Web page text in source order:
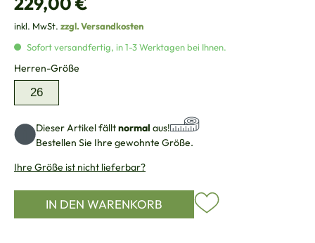
inkl. MwSt. zzgl. Versandkosten
Sofort versandfertig, in 1-3 Werktagen bei Ihnen.
Herren-Größe
26
Dieser Artikel fälltnormal aus!
Bestellen Sie Ihre gewohnte Größe.
Ihre Größe ist nicht lieferbar?
IN DEN WARENKORB